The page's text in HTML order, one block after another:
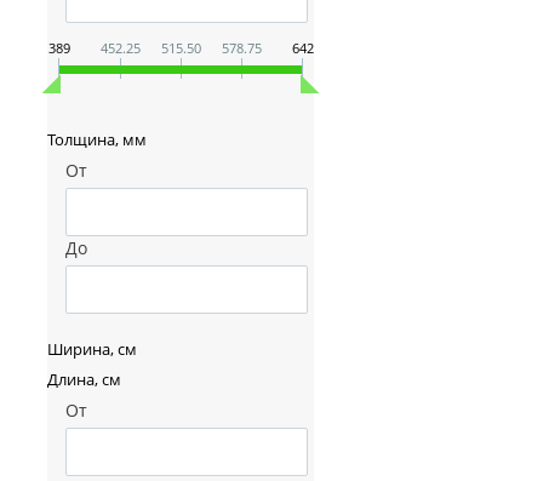
389 452.25 515.50 578.75 642
Толщина, мм
От
До
Ширина, см
Длина, см
От